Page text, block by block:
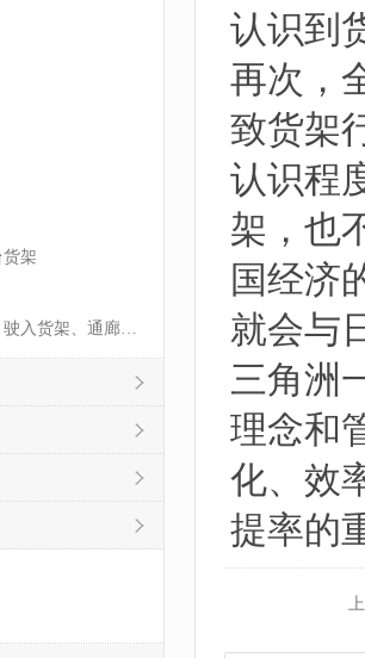
架
贯通货架、驶入货架、通廊货架
认识到
再次，
致货架
认识程
架，也
国经济
就会与
三角洲
理念和
化、效
提率的